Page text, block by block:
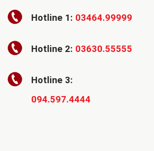
Hotline 1: 03464.99999
Hotline 2: 03630.55555
Hotline 3:
094.597.4444